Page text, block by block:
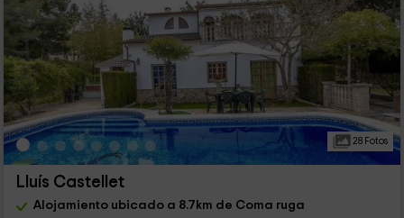
28 Fotos
Lluís Castellet
Alojamiento ubicado a 8.7km de Coma ruga